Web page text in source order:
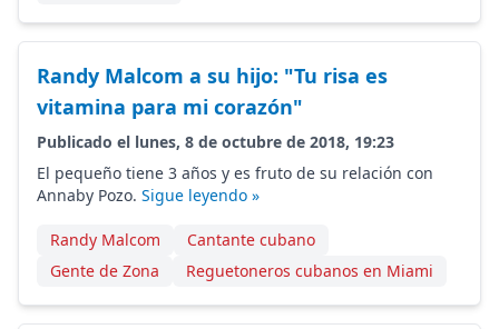
Randy Malcom a su hijo: "Tu risa es
vitamina para mi corazón"
Publicado el lunes, 8 de octubre de 2018, 19:23
El pequeño tiene 3 años y es fruto de su relación con
Annaby Pozo. Sigue leyendo »
Randy Malcom
Cantante cubano
Gente de Zona
Reguetoneros cubanos en Miami